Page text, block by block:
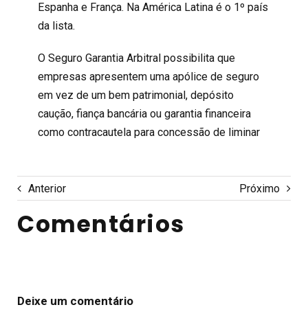
Espanha e França. Na América Latina é o 1º país
da lista.
O Seguro Garantia Arbitral possibilita que
empresas apresentem uma apólice de seguro
em vez de um bem patrimonial, depósito
caução, fiança bancária ou garantia financeira
como contracautela para concessão de liminar
Anterior Próximo
Comentários
Deixe um comentário